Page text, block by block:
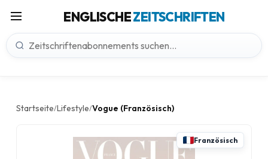
ENGLISCHEZEITSCHRIFTEN
Startseite/Lifestyle/Vogue (Französisch)
Französisch